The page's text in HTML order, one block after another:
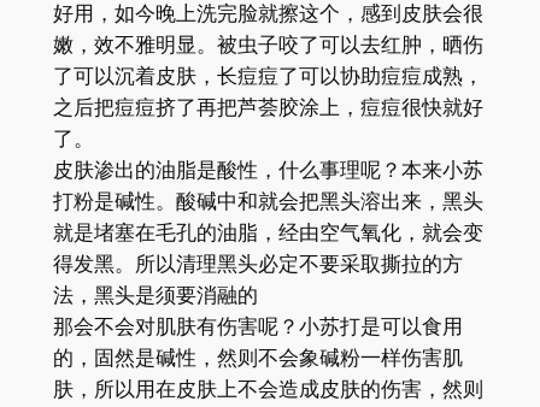
好用，如今晚上洗完脸就擦这个，感到皮肤会很
嫩，效不雅明显。被虫子咬了可以去红肿，晒伤
了可以沉着皮肤，长痘痘了可以协助痘痘成熟，
之后把痘痘挤了再把芦荟胶涂上，痘痘很快就好
了。
皮肤渗出的油脂是酸性，什么事理呢？本来小苏
打粉是碱性。酸碱中和就会把黑头溶出来，黑头
就是堵塞在毛孔的油脂，经由空气氧化，就会变
得发黑。所以清理黑头必定不要采取撕拉的方
法，黑头是须要消融的
那会不会对肌肤有伤害呢？小苏打是可以食用
的，固然是碱性，然则不会象碱粉一样伤害肌
肤，所以用在皮肤上不会造成皮肤的伤害，然则